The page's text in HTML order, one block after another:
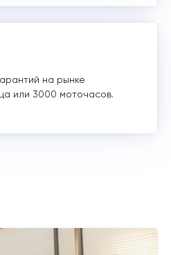
на рынке
или 3000 моточасов.